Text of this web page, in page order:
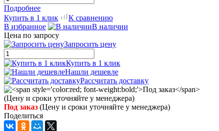
Подробнее
Купить в 1 клик
К сравнению
В избранное
В наличии
Цена по запросу
Запросить цену
Купить в 1 клик
Нашли дешевле
Рассчитать доставку
Под заказ (Цену и сроки уточняйте у менеджера)
Поделиться